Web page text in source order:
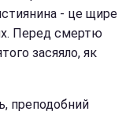
- це щире
Перед смертю
засяяло, як
преподобний